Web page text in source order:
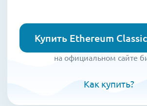
Купить Ethereum
на официальном сайте
Как купить?